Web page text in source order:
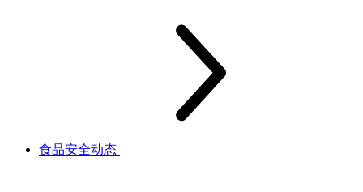
食品安全动态